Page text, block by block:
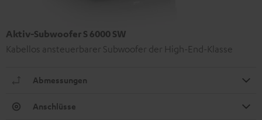
Aktiv-Subwoofer S 6000 SW
Kabellos ansteuerbarer Subwoofer der High-End-Klasse
Abmessungen
Anschlüsse